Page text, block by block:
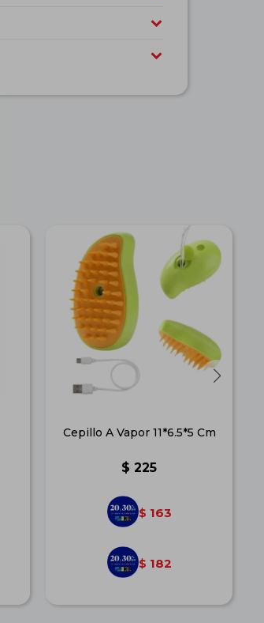
Cepillo A Vapor 11*6.5*5 Cm
$ 225
$ 163
$ 182